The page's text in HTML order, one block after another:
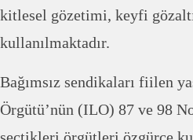
kitlesel gözetimi, keyfi
kullanılmaktadır.
Bağımsız sendikaları fiilen
Örgütü’nün (ILO) 87 ve 98